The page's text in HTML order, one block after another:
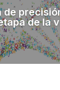
de
de la